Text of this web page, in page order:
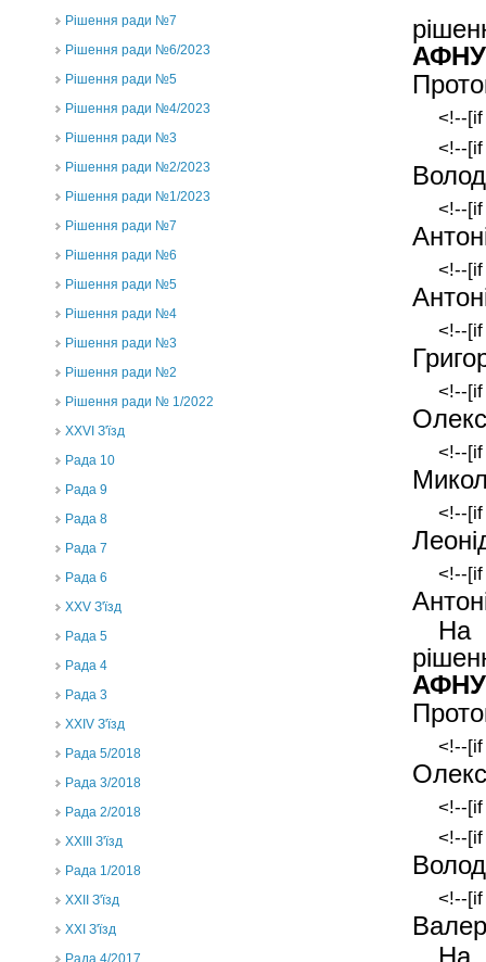
Рішення ради №7
Рішення ради №6/2023
Рішення ради №5
Рішення ради №4/2023
Рішення ради №3
Рішення ради №2/2023
Рішення ради №1/2023
Рішення ради №7
Рішення ради №6
Рішення ради №5
Рішення ради №4
Рішення ради №3
Рішення ради №2
Рішення ради № 1/2022
XXVI З'їзд
Рада 10
Рада 9
Рада 8
Рада 7
Рада 6
XXV З'їзд
Рада 5
Рада 4
Рада 3
ХХIV З'їзд
Рада 5/2018
Рада 3/2018
Рада 2/2018
XXIII З'їзд
Рада 1/2018
ХХІІ З'їзд
XXI З'їзд
Рада 4/2017
АФНУ
<!--
<!--
<!--
<!--
<!--
<!--
<!--
<!--
<!--
На
АФНУ
<!--
<!--
<!--
<!--